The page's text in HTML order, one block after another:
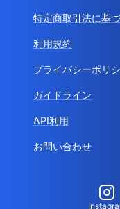
特定商取引法に基
利用規約
プライバシーポリ
ガイドライン
API利用
お問い合わせ